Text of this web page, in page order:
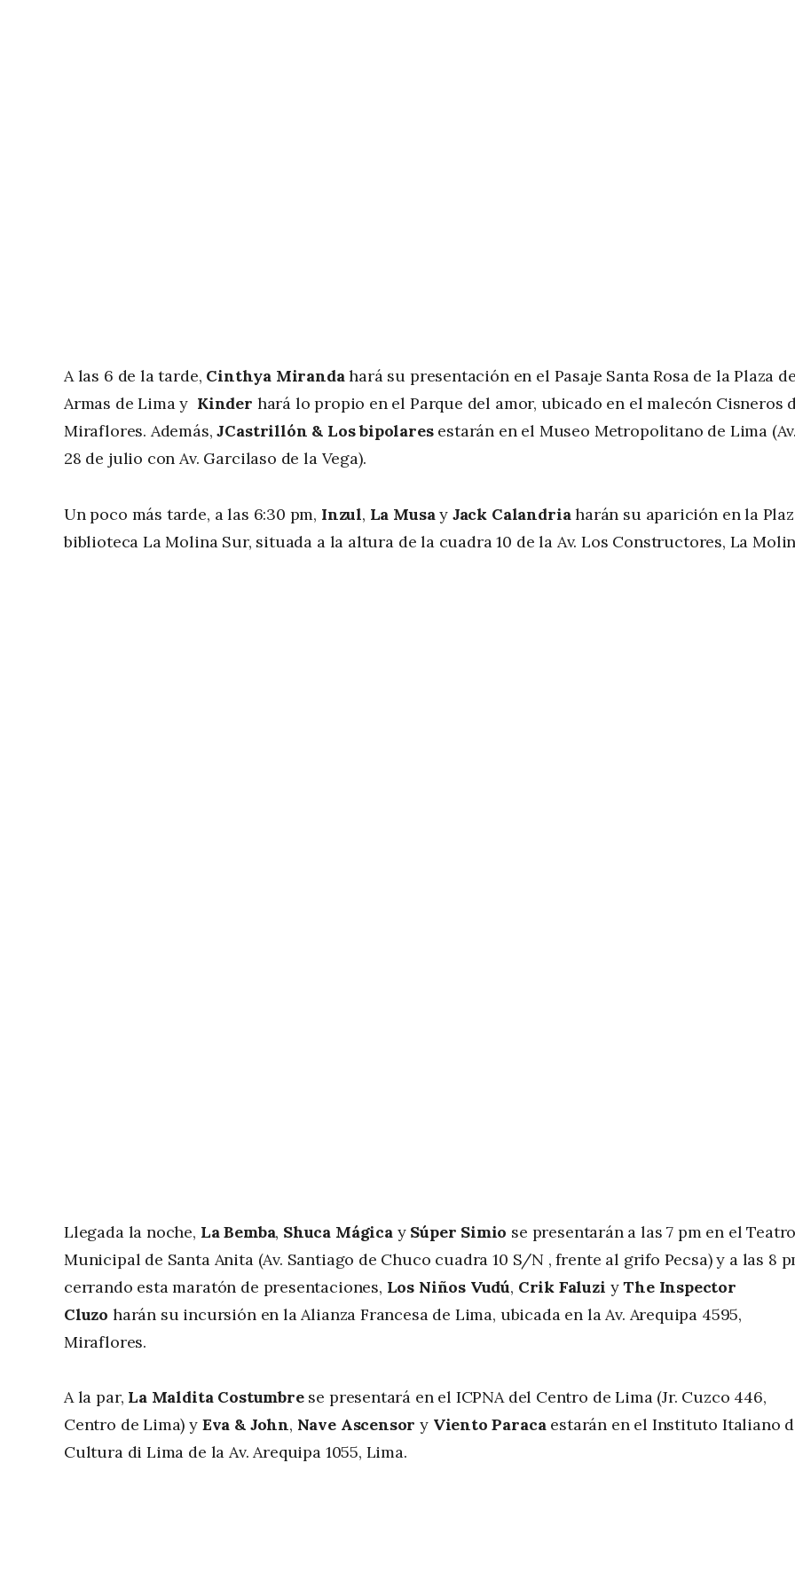
A las 6 de la tarde, Cinthya Mirandahará su presentación en el Pasaje Santa Rosa de la Plaza
Armas de Lima y Kinder hará lo propio en el Parque del amor, ubicado en el malecón Cisneros
Miraflores. Además,JCastrillón & Los bipolaresestarán en el Museo Metropolitano de Lima
28 de julio con Av. Garcilaso de la Vega).
Un poco más tarde, a las 6:30 pm, Inzul, La Musay Jack Calandriaharán su aparición en la
biblioteca La Molina Sur, situada a la altura de la cuadra 10 de la Av. Los Constructores, La
Llegada la noche, La Bemba, Shuca Mágicay Súper Simio se presentarán a las 7 pm en el
Municipal de Santa Anita (Av. Santiago de Chuco cuadra 10 S/N , frente al grifo Pecsa) y a las 8
cerrando esta maratón de presentaciones, Los Niños Vudú, Crik Faluzi yThe Inspector
Cluzo harán su incursión en la Alianza Francesa de Lima, ubicada en la Av. Arequipa 4595,
Miraflores.
A la par, La Maldita Costumbrese presentará en el ICPNA del Centro de Lima (Jr. Cuzco 446,
Centro de Lima) y Eva & John, Nave Ascensor y Viento Paracaestarán en el Instituto Italiano
Cultura di Lima de la Av. Arequipa 1055, Lima.